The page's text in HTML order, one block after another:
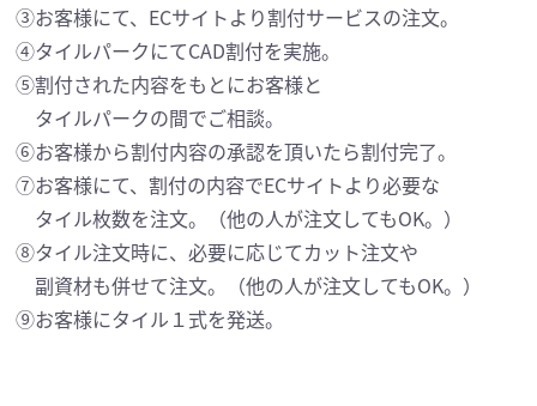
③お客様にて、ECサイトより割付サービスの注文。
④タイルパークにてCAD割付を実施。
⑤割付された内容をもとにお客様と
タイルパークの間でご相談。
⑥お客様から割付内容の承認を頂いたら割付完了。
⑦お客様にて、割付の内容でECサイトより必要な
タイル枚数を注文。（他の人が注文してもOK。）
⑧タイル注文時に、必要に応じてカット注文や
副資材も併せて注文。（他の人が注文してもOK。）
⑨お客様にタイル１式を発送。